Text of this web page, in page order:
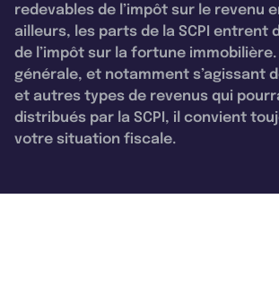
redevables de l’impôt sur le revenu
ailleurs, les parts de la SCPI entrent
de l’impôt sur la fortune immobilière.
générale, et notamment s’agissant
et autres types de revenus qui
distribués par la SCPI, il convient
votre situation fiscale.